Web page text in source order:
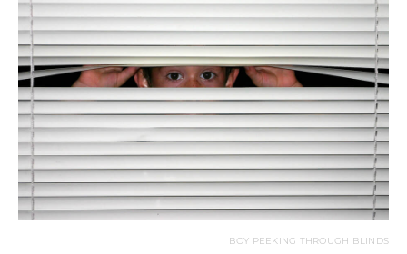
BOY PEEKING THROUGH BLINDS